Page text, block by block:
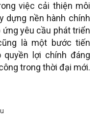
việc cải thiện môi
dựng nền hành chính
ứng yêu cầu phát triển
là một bước tiến
lợi chính đáng
trong thời đại mới.